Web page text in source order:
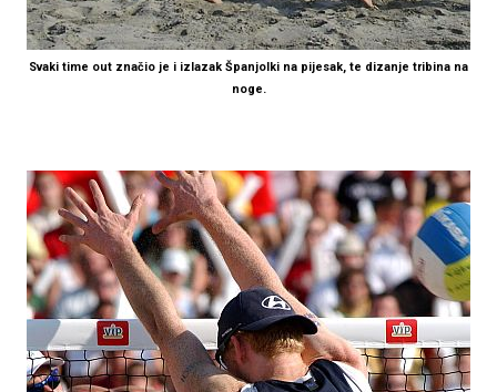
Svaki time out značio je i izlazak Španjolki na pijesak, te dizanje tribina na
noge.